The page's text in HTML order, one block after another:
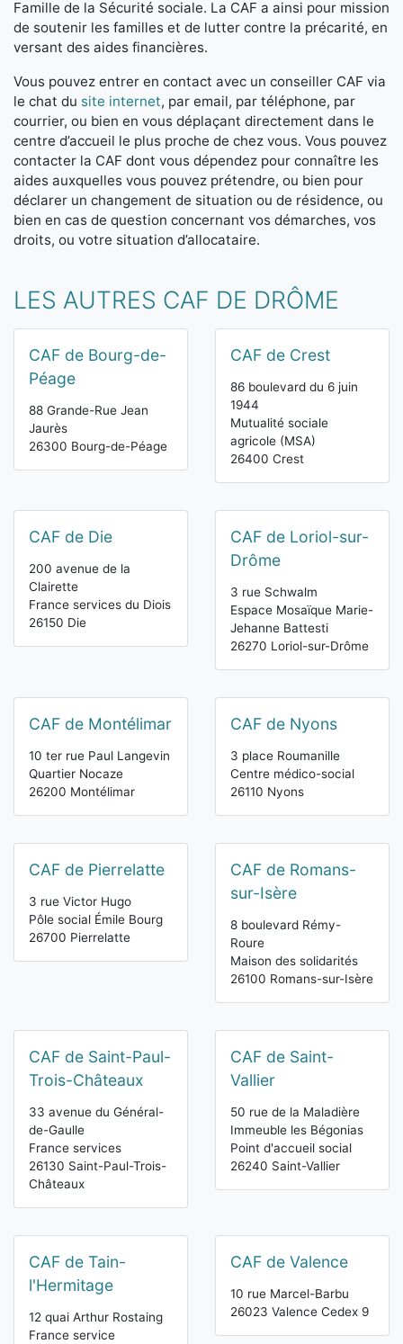
Famille de la Sécurité sociale. La CAF a ainsi pour mission
de soutenir les familles et de lutter contre la précarité, en
versant des aides financières.
Vous pouvez entrer en contact avec un conseiller CAF via
le chat du site internet, par email, par téléphone, par
courrier, ou bien en vous déplaçant directement dans le
centre d’accueil le plus proche de chez vous. Vous pouvez
contacter la CAF dont vous dépendez pour connaître les
aides auxquelles vous pouvez prétendre, ou bien pour
déclarer un changement de situation ou de résidence, ou
bien en cas de question concernant vos démarches, vos
droits, ou votre situation d’allocataire.
LES AUTRES CAF DE DRÔME
CAF de Bourg-de-
Péage
88 Grande-Rue Jean
Jaurès
26300 Bourg-de-Péage
CAF de Crest
86 boulevard du 6 juin
1944
Mutualité sociale
agricole (MSA)
26400 Crest
CAF de Die
200 avenue de la
Clairette
France services du Diois
26150 Die
CAF de Loriol-sur-
Drôme
3 rue Schwalm
Espace Mosaïque Marie-
Jehanne Battesti
26270 Loriol-sur-Drôme
CAF de Montélimar
10 ter rue Paul Langevin
Quartier Nocaze
26200 Montélimar
CAF de Nyons
3 place Roumanille
Centre médico-social
26110 Nyons
CAF de Pierrelatte
3 rue Victor Hugo
Pôle social Émile Bourg
26700 Pierrelatte
CAF de Romans-
sur-Isère
8 boulevard Rémy-
Roure
Maison des solidarités
26100 Romans-sur-Isère
CAF de Saint-Paul-
Trois-Châteaux
33 avenue du Général-
de-Gaulle
France services
26130 Saint-Paul-Trois-
Châteaux
CAF de Saint-
Vallier
50 rue de la Maladière
Immeuble les Bégonias
Point d'accueil social
26240 Saint-Vallier
CAF de Tain-
l'Hermitage
12 quai Arthur Rostaing
France service
CAF de Valence
10 rue Marcel-Barbu
26023 Valence Cedex 9